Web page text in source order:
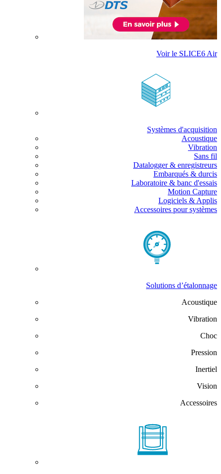
Voir le SLICE6 Air
Systèmes d'acquisition
Acoustique
Vibration
Sans fil
Datalogger & enregistreurs
Embarqués & durcis
Laboratoire & banc d'essais
Motion Capture
Logiciels & Applis
Accessoires pour systèmes
Solutions d’étalonnage
Acoustique
Vibration
Choc
Pression
Inertiel
Vision
Accessoires